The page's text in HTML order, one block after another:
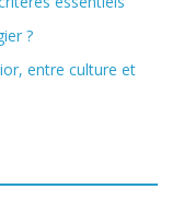
?
entre culture et